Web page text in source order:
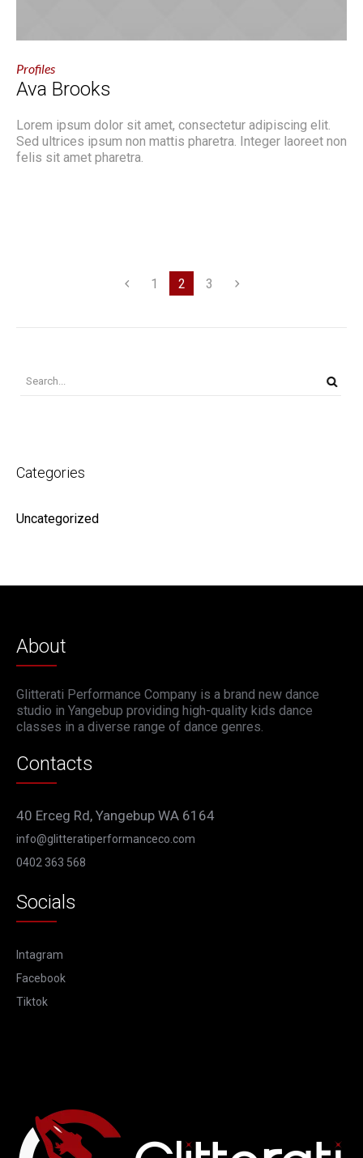
Profiles
Ava Brooks
Lorem ipsum dolor sit amet, consectetur adipiscing elit.
Sed ultrices ipsum non mattis pharetra. Integer laoreet non
felis sit amet pharetra.
1 2 3
Categories
Uncategorized
About
Glitterati Performance Company is a brand new dance
studio in Yangebup providing high-quality kids dance
classes in a diverse range of dance genres.
Contacts
40 Erceg Rd, Yangebup WA 6164
info@glitteratiperformanceco.com
0402 363 568
Socials
Intagram
Facebook
Tiktok